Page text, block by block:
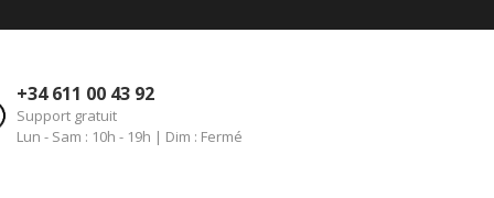
+34 611 00 43 92
Support gratuit
Lun - Sam : 10h - 19h | Dim : Fermé